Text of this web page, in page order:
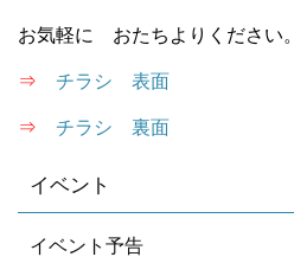
お気軽に おたちよりください。
⇒ チラシ 表面
⇒ チラシ 裏面
イベント
イベント予告